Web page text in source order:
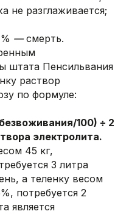
не разглаживается;
—смерть.
штата Пенсильвания
раствор
по формуле:
100) ÷ 2
электролита.
45 кг,
3 литра
а теленку весом
потребуется 2
является